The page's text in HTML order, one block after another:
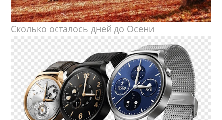
Сколько осталось дней до Осени